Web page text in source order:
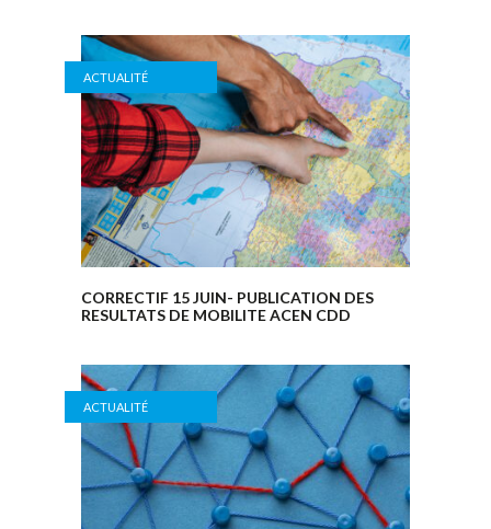
ACTUALITÉ
CORRECTIF 15 JUIN- PUBLICATION DES
RESULTATS DE MOBILITE ACEN CDD
ACTUALITÉ